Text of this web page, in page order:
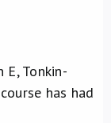
E, Tonkin-
has had